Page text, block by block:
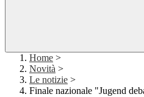
Home >
Novità >
Le notizie >
Finale nazionale "Jugend